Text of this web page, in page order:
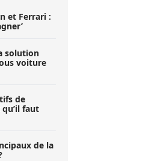
et Ferrari :
solution
voiture
de
faut
de la